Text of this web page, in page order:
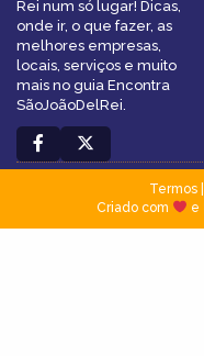
Rei num só lugar! Dicas,
onde ir, o que fazer, as
melhores empresas,
locais, serviços e muito
mais no guia Encontra
SãoJoãoDelRei.
Termos|
Criado com
e